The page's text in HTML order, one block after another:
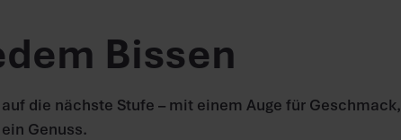
Bissen
die nächste Stufe – mit einem Auge für Geschmack,
Genuss.